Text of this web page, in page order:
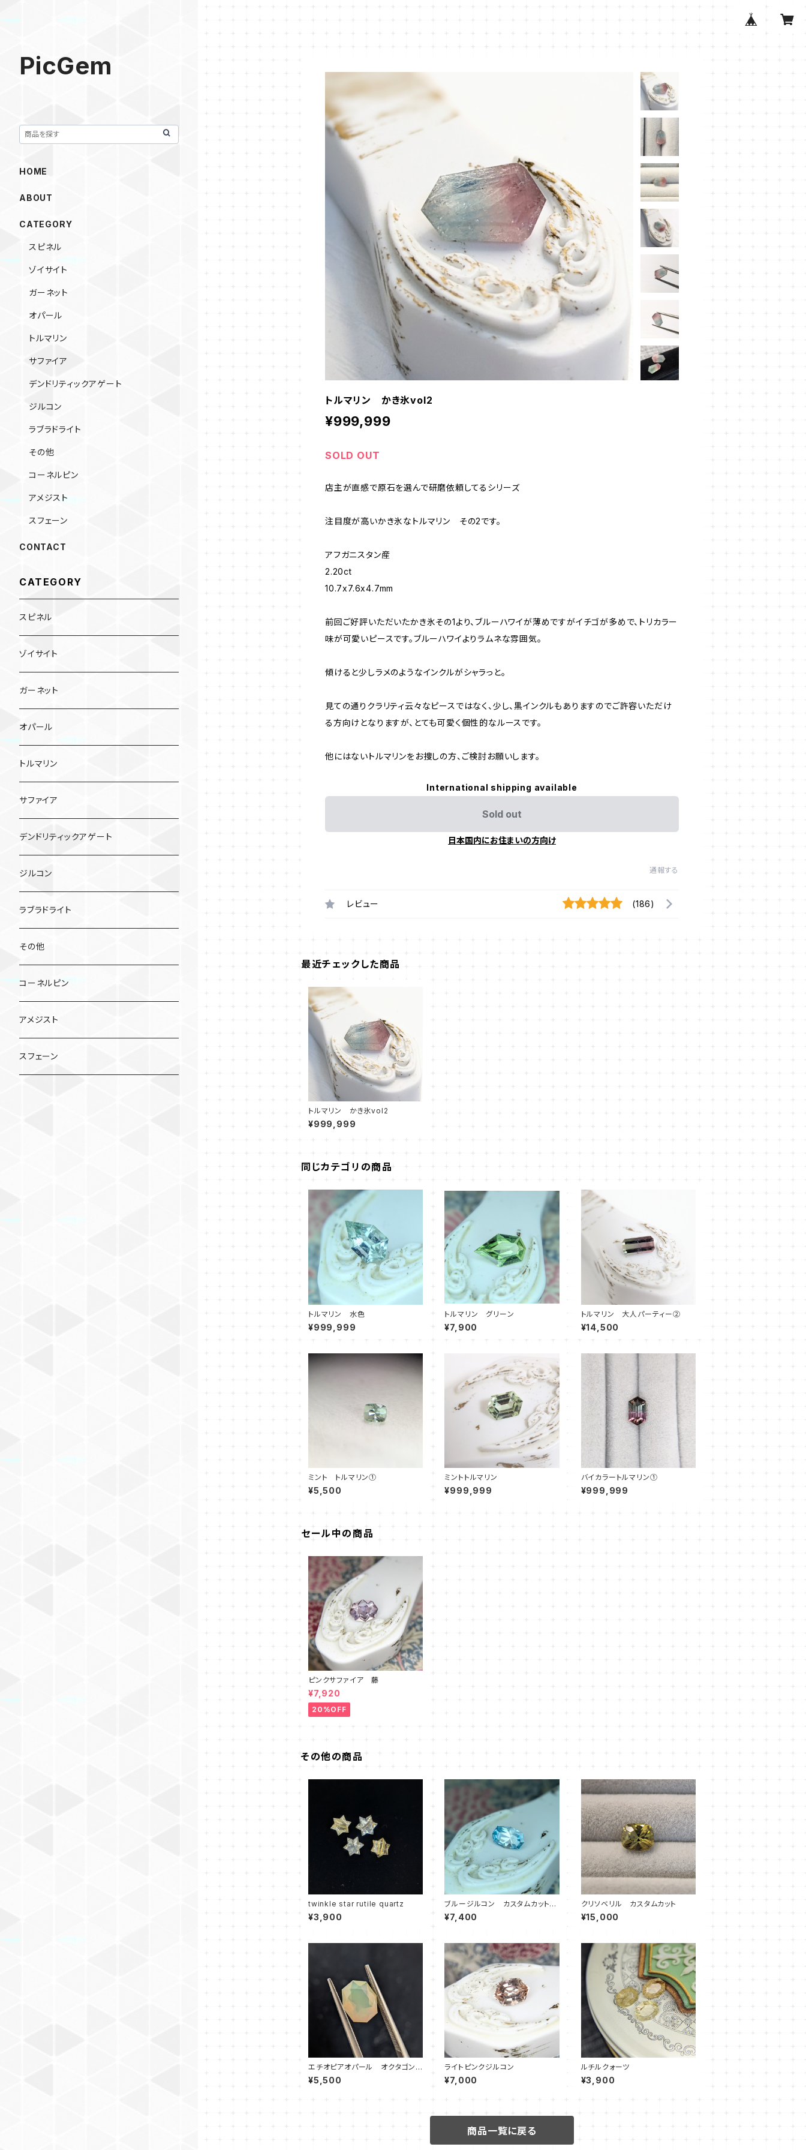
トルマリン かき氷vol2
¥999,999
SOLD OUT
店主が直感で原石を選んで研磨依頼してるシリーズ
注目度が高いかき氷なトルマリン その2です。
アフガニスタン産
2.20ct
10.7x7.6x4.7mm
前回ご好評いただいたかき氷その1より、ブルーハワイが薄めですがイチゴが多めで、トリカラー
味が可愛いピースです。ブルーハワイよりラムネな雰囲気。
傾けると少しラメのようなインクルがシャラっと。
見ての通りクラリティ云々なピースではなく、少し、黒インクルもありますのでご許容いただけ
る方向けとなりますが、とても可愛く個性的なルースです。
他にはないトルマリンをお捜しの方、ご検討お願いします。
International shipping available
Sold out
日本国内にお住まいの方向け
通報する
レビュー (186)
最近チェックした商品
トルマリン かき氷vol2
¥999,999
同じカテゴリの商品
トルマリン 水色
¥999,999
トルマリン グリーン
¥7,900
トルマリン 大人パーティー②
¥14,500
ミント トルマリン①
¥5,500
ミントトルマリン
¥999,999
バイカラートルマリン①
¥999,999
セール中の商品
ピンクサファイア 藤
¥7,920
20%OFF
その他の商品
twinkle star rutile quartz
¥3,900
ブルージルコン カスタムカット
オクタゴン
¥7,400
クリソベリル カスタムカット
¥15,000
エチオピアオパール オクタゴン
①
¥5,500
ライトピンクジルコン
¥7,000
ルチルクォーツ
¥3,900
商品一覧に戻る
PicGem
HOME
ABOUT
CATEGORY
スピネル
ゾイサイト
ガーネット
オパール
トルマリン
サファイア
デンドリティックアゲート
ジルコン
ラブラドライト
その他
コーネルピン
アメジスト
スフェーン
CONTACT
CATEGORY
スピネル
ゾイサイト
ガーネット
オパール
トルマリン
サファイア
デンドリティックアゲート
ジルコン
ラブラドライト
その他
コーネルピン
アメジスト
スフェーン